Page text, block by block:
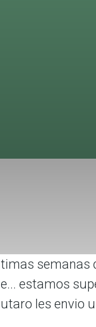
semanas
estamos
les envio